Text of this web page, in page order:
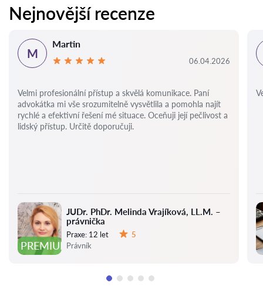
Nejnovější recenze
PREMIUM
JUDr. PhDr. Melinda Vrajíková, LL.M. –
právnička
Praxe: 12 let
5
Právník
M
Martin
06.04.2026
Velmi profesionální přístup a skvělá komunikace. Paní
advokátka mi vše srozumitelně vysvětlila a pomohla najít
rychlé a efektivní řešení mé situace. Oceňuji její pečlivost a
lidský přístup. Určitě doporučuji.